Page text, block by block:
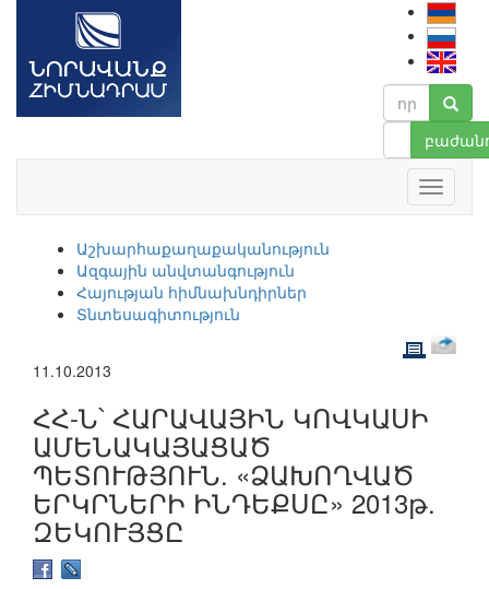
Աշխարհաքաղաքականություն
Ազգային անվտանգություն
Հայության հիմնախնդիրներ
Տնտեսագիտություն
11.10.2013
ՀՀ-Ն՝ ՀԱՐԱՎԱՅԻՆ ԿՈՎԿԱՍԻ
ԱՄԵՆԱԿԱՅԱՑԱԾ
ՊԵՏՈՒԹՅՈՒՆ. «ՁԱԽՈՂՎԱԾ
ԵՐԿՐՆԵՐԻ ԻՆԴԵՔՍԸ» 2013թ.
ԶԵԿՈՒՅՑԸ